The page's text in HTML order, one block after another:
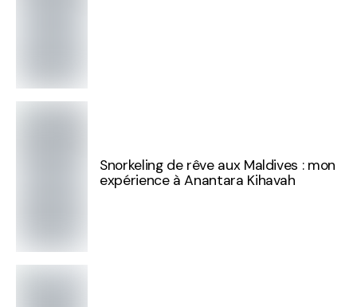
Snorkeling de rêve aux Maldives : mon
expérience à Anantara Kihavah